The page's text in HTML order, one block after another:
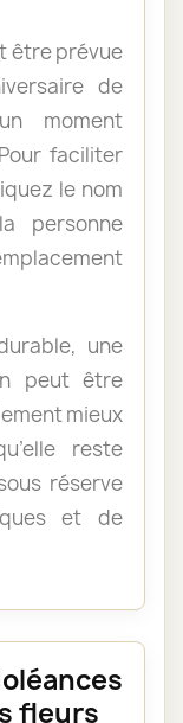
être prévue
de
moment
faciliter
le nom
personne
une
peut être
mieux
reste
réserve
et de
fleurs